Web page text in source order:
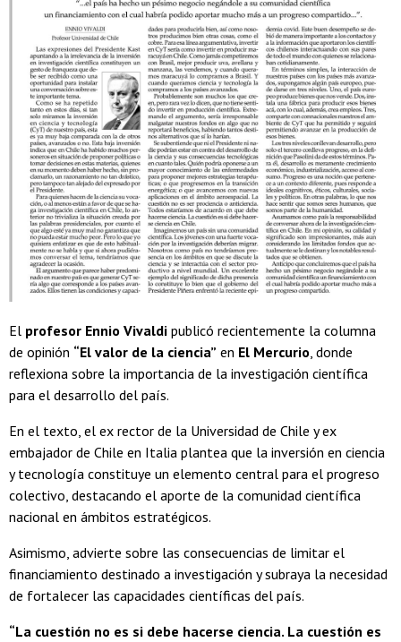
El profesor Ennio Vivaldi publicó recientemente la columna
de opinión “El valor de la ciencia” en El Mercurio , donde
reflexiona sobre la importancia de la investigación científica
para el desarrollo del país.
En el texto, el ex rector de la Universidad de Chile y ex
embajador de Chile en Italia plantea que la inversión en ciencia
y tecnología constituye un elemento central para el progreso
colectivo, destacando el aporte de la comunidad científica
nacional en ámbitos estratégicos.
Asimismo, advierte sobre las consecuencias de limitar el
financiamiento destinado a investigación y subraya la necesidad
de fortalecer las capacidades científicas del país.
“La cuestión no es si debe hacerse ciencia. La cuestión es